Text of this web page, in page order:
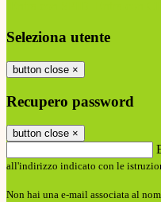
Seleziona utente
button close ×
Recupero password
button close ×
all'indirizzo indicato con le
Non hai una e-mail associata al